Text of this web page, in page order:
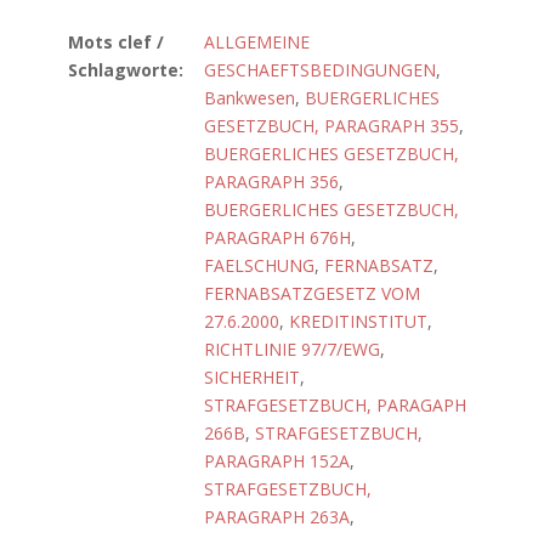
Mots clef /
Schlagworte:
ALLGEMEINE
GESCHAEFTSBEDINGUNGEN,
Bankwesen, BUERGERLICHES
GESETZBUCH, PARAGRAPH 355,
BUERGERLICHES GESETZBUCH,
PARAGRAPH 356,
BUERGERLICHES GESETZBUCH,
PARAGRAPH 676H,
FAELSCHUNG, FERNABSATZ,
FERNABSATZGESETZ VOM
27.6.2000, KREDITINSTITUT,
RICHTLINIE 97/7/EWG,
SICHERHEIT,
STRAFGESETZBUCH, PARAGAPH
266B, STRAFGESETZBUCH,
PARAGRAPH 152A,
STRAFGESETZBUCH,
PARAGRAPH 263A,